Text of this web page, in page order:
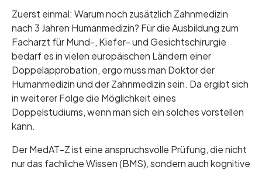
Zuerst einmal: Warum noch zusätzlich Zahnmedizin
nach 3 Jahren Humanmedizin? Für die Ausbildung zum
Facharzt für Mund-, Kiefer- und Gesichtschirurgie
bedarf es in vielen europäischen Ländern einer
Doppelapprobation, ergo muss man Doktor der
Humanmedizin und der Zahnmedizin sein. Da ergibt sich
in weiterer Folge die Möglichkeit eines
Doppelstudiums, wenn man sich ein solches vorstellen
kann.
Der MedAT-Z ist eine anspruchsvolle Prüfung, die nicht
nur das fachliche Wissen (BMS), sondern auch kognitive